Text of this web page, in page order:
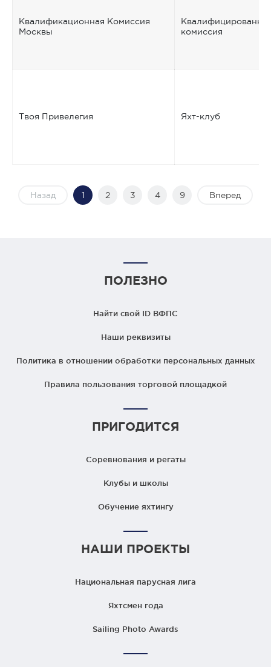
Квалификационная Комиссия
Москвы
комиссия
Твоя Привелегия Яхт-клуб
Назад 1 2 3 4 9 Вперед
ПОЛЕЗНО
Найти свой ID ВФПС
Наши реквизиты
Политика в отношении обработки персональных данных
Правила пользования торговой площадкой
ПРИГОДИТСЯ
Соревнования и регаты
Клубы и школы
Обучение яхтингу
НАШИ ПРОЕКТЫ
Национальная парусная лига
Яхтсмен года
Sailing Photo Awards